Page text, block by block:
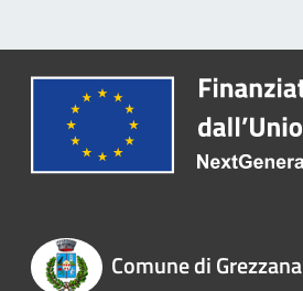
Comune di Grezzana